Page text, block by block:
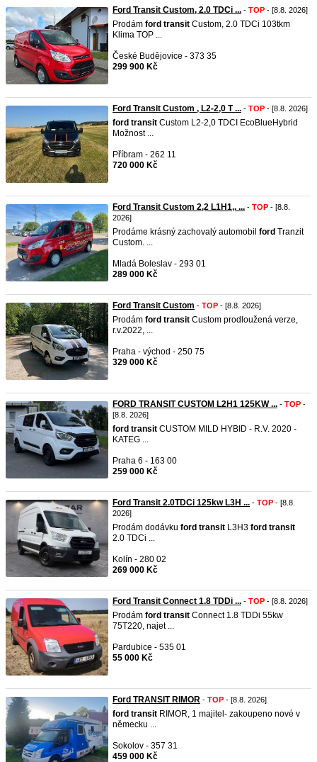
Ford Transit Custom, 2.0 TDCi ... - TOP - [8.8. 2026]
Prodám ford transit Custom, 2.0 TDCi 103tkm
Klima TOP ...
České Budějovice - 373 35
299 900 Kč
Ford Transit Custom , L2-2,0 T ... - TOP - [8.8. 2026]
ford transit Custom L2-2,0 TDCI EcoBlueHybrid
Možnost ...
Příbram - 262 11
720 000 Kč
Ford Transit Custom 2,2 L1H1,. ... - TOP - [8.8.
2026]
Prodáme krásný zachovalý automobil ford Tranzit
Custom. ...
Mladá Boleslav - 293 01
289 000 Kč
Ford Transit Custom - TOP - [8.8. 2026]
Prodám ford transit Custom prodloužená verze,
r.v.2022, ...
Praha - východ - 250 75
329 000 Kč
FORD TRANSIT CUSTOM L2H1 125KW ... - TOP -
[8.8. 2026]
ford transit CUSTOM MILD HYBID - R.V. 2020 -
KATEG ...
Praha 6 - 163 00
259 000 Kč
Ford Transit 2.0TDCi 125kw L3H ... - TOP - [8.8.
2026]
Prodám dodávku ford transit L3H3 ford transit
2.0 TDCi ...
Kolín - 280 02
269 000 Kč
Ford Transit Connect 1.8 TDDi ... - TOP - [8.8. 2026]
Prodám ford transit Connect 1.8 TDDi 55kw
75T220, najet ...
Pardubice - 535 01
55 000 Kč
Ford TRANSIT RIMOR - TOP - [8.8. 2026]
ford transit RIMOR, 1 majitel- zakoupeno nové v
německu ...
Sokolov - 357 31
459 000 Kč